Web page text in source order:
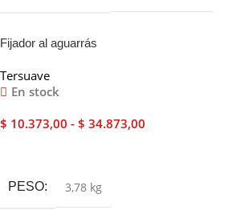
Fijador al aguarrás
Tersuave
En stock
$ 10.373,00 - $ 34.873,00
PESO 3,78 kg